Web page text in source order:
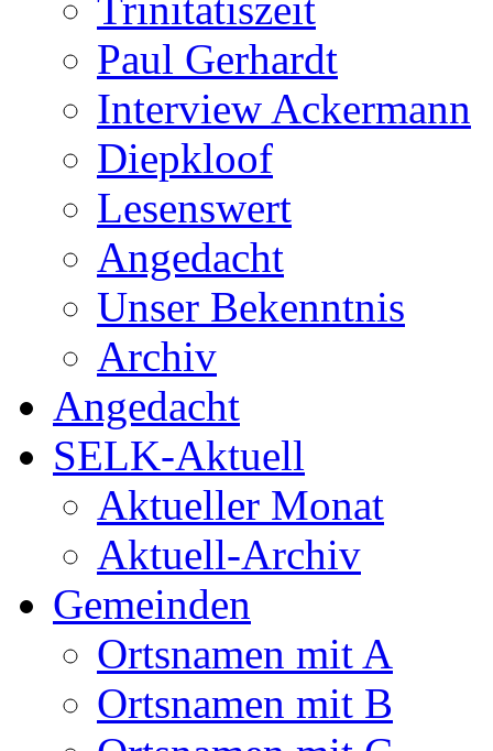
Paul Gerhardt
Interview Ackermann
Diepkloof
Lesenswert
Angedacht
Unser Bekenntnis
Archiv
Angedacht
SELK-Aktuell
Aktueller Monat
Aktuell-Archiv
Gemeinden
Ortsnamen mit A
Ortsnamen mit B